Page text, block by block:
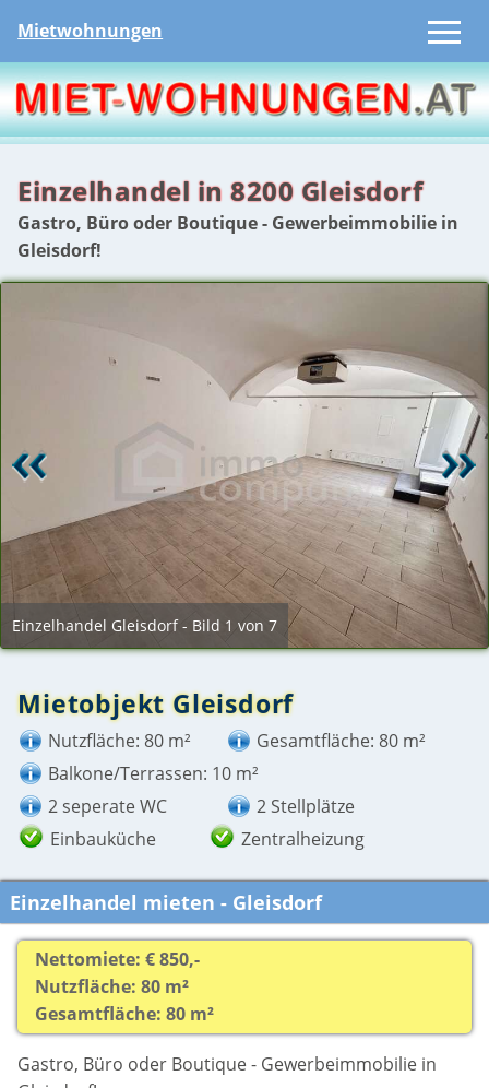
Mietwohnungen
Einzelhandel in 8200 Gleisdorf
Gastro, Büro oder Boutique - Gewerbeimmobilie in
Gleisdorf!
Einzelhandel Gleisdorf - Bild 1 von 7
Mietobjekt Gleisdorf
Nutzfläche: 80 m²
Gesamtfläche: 80 m²
Balkone/Terrassen: 10 m²
2 seperate WC
2 Stellplätze
Einbauküche
Zentralheizung
Einzelhandel mieten - Gleisdorf
Nettomiete: € 850,-
Nutzfläche: 80 m²
Gesamtfläche: 80 m²
Gastro, Büro oder Boutique - Gewerbeimmobilie in